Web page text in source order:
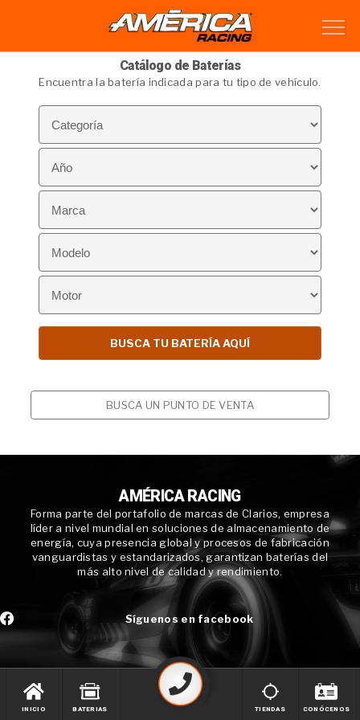
Catálogo de Baterías
Encuentra la batería indicada para tu tipo de vehículo.
BUSCA UN PUNTO DE VENTA
AMÉRICA RACING
Forma parte del portafolio de marcas de Clarios, empresa
líder a nivel mundial en soluciones de almacenamiento de
energía, cuya presencia global y procesos de fabricación
vanguardistas y estandarizados, garantizan baterías del
más alto nivel de calidad y rendimiento.
Síguenos en facebook
INICIO BATERIAS TIENDAS CONÓCENOS